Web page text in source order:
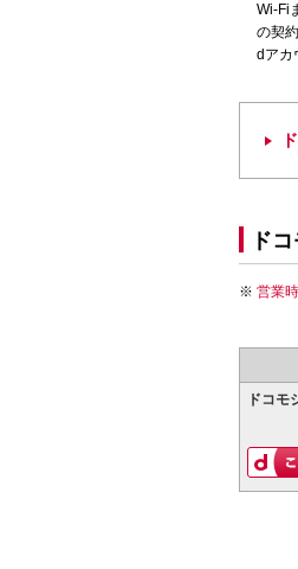
Wi-Fi
の契
dアカ
ド
営業
ドコモ